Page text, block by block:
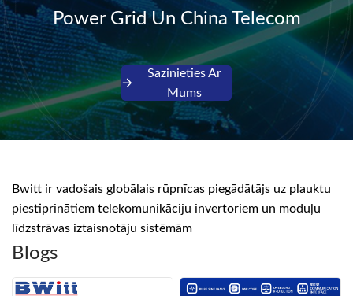
Power Grid Un China Telecom
Sazinieties Ar
Mums
Bwitt ir vadošais globālais rūpnīcas piegādātājs uz plauktu
piestiprinātiem telekomunikāciju invertoriem un moduļu
līdzstrāvas iztaisnotāju sistēmām
Blogs